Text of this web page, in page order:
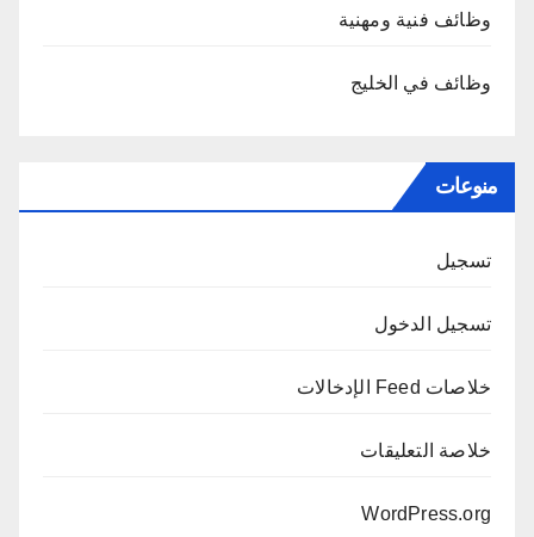
وظائف فنية ومهنية
وظائف في الخليج
منوعات
تسجيل
تسجيل الدخول
خلاصات Feed الإدخالات
خلاصة التعليقات
WordPress.org